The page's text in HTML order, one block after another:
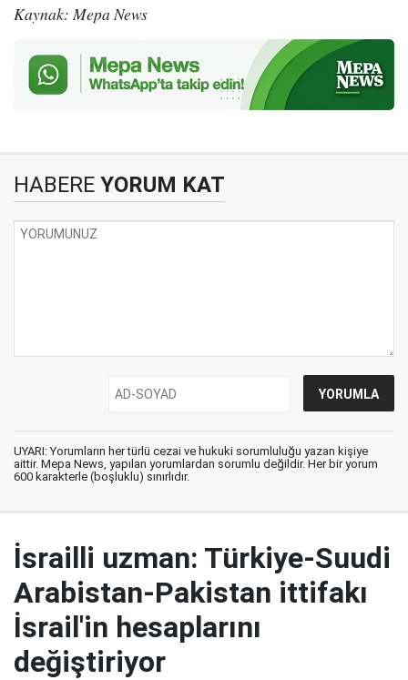
Kaynak: Mepa News
HABERE YORUM KAT
UYARI: Yorumların her türlü cezai ve hukuki sorumluluğu yazan kişiye
aittir. Mepa News, yapılan yorumlardan sorumlu değildir. Her bir yorum
600 karakterle (boşluklu) sınırlıdır.
İsrailli uzman: Türkiye-Suudi
Arabistan-Pakistan ittifakı
İsrail'in hesaplarını
değiştiriyor